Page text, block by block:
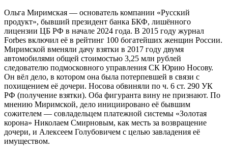
Ольга Миримская — основатель компании «Русский
продукт», бывший президент банка БКФ, лишённого
лицензии ЦБ РФ в начале 2024 года. В 2015 году журнал
Forbes включил её в рейтинг 100 богатейших женщин России.
Миримской вменяли дачу взятки в 2017 году двумя
автомобилями общей стоимостью 3,25 млн рублей
следователю подмосковного управления СК Юрию Носову.
Он вёл дело, в котором она была потерпевшей в связи с
похищением её дочери. Носова обвиняли по ч. 6 ст. 290 УК
РФ (получение взятки). Оба фигуранта вину не признают. По
мнению Миримской, дело инициировано её бывшим
сожителем — совладельцем платежной системы «Золотая
корона» Николаем Смирновым, как месть за возвращение
дочери, и Алексеем Голубовичем с целью завладения её
имуществом.